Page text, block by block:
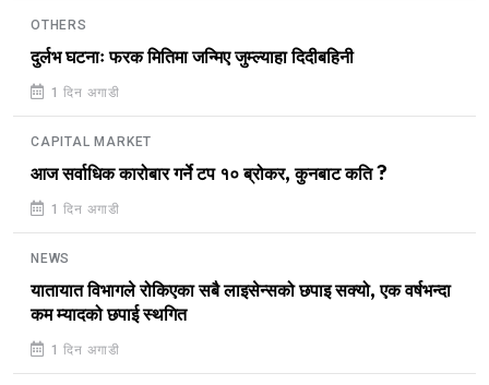
OTHERS
दुर्लभ घटनाः फरक मितिमा जन्मिए जुम्ल्याहा दिदीबहिनी
1 दिन अगाडी
CAPITAL MARKET
आज सर्वाधिक कारोबार गर्ने टप १० ब्रोकर, कुनबाट कति ?
1 दिन अगाडी
NEWS
यातायात विभागले रोकिएका सबै लाइसेन्सको छपाइ सक्यो, एक वर्षभन्दा
कम म्यादको छपाई स्थगित
1 दिन अगाडी